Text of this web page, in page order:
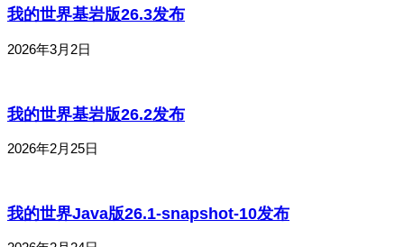
我的世界基岩版26.3发布
2026年3月2日
我的世界基岩版26.2发布
2026年2月25日
我的世界Java版26.1-snapshot-10发布